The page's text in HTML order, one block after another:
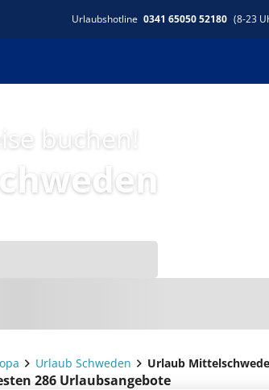
Urlaubshotline 0341 65050 52180 (8-23
buchen!
Urlaub Schweden Urlaub
286 Urlaubsangebote